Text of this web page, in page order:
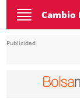
Toggle
navigation
Cambio
Publicidad